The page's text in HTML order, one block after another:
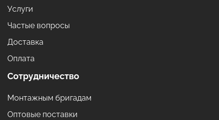
Услуги
Частые вопросы
Доставка
Оплата
Сотрудничество
Монтажным бригадам
Оптовые поставки